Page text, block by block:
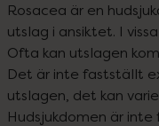
Rosacea är en
utslag i ansiktet. I
Ofta kan utslagen
Det är inte fastställt
utslagen, det kan
Hudsjukdomen är inte